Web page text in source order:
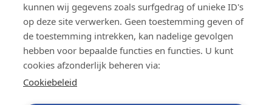
kunnen wij gegevens zoals surfgedrag of unieke ID's
op deze site verwerken. Geen toestemming geven of
de toestemming intrekken, kan nadelige gevolgen
hebben voor bepaalde functies en functies. U kunt
cookies afzonderlijk beheren via:
Cookiebeleid
Contact
Privacybeleid
Cookiebeleid